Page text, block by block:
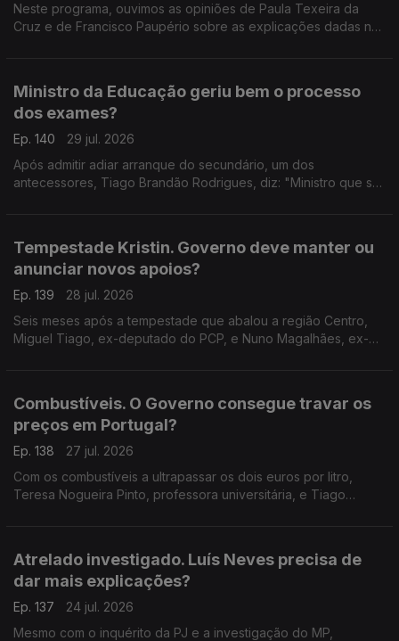
Neste programa, ouvimos as opiniões de Paula Texeira da
Cruz e de Francisco Paupério sobre as explicações dadas na
Ministro da Educação geriu bem o processo
dos exames?
Ep. 140
29 jul. 2026
Após admitir adiar arranque do secundário, um dos
antecessores, Tiago Brandão Rodrigues, diz: "Ministro que se
Tempestade Kristin. Governo deve manter ou
anunciar novos apoios?
Ep. 139
28 jul. 2026
Seis meses após a tempestade que abalou a região Centro,
Miguel Tiago, ex-deputado do PCP, e Nuno Magalhães, ex-
Combustíveis. O Governo consegue travar os
preços em Portugal?
Ep. 138
27 jul. 2026
Com os combustíveis a ultrapassar os dois euros por litro,
Teresa Nogueira Pinto, professora universitária, e Tiago
Atrelado investigado. Luís Neves precisa de
dar mais explicações?
Ep. 137
24 jul. 2026
Mesmo com o inquérito da PJ e a investigação do MP,